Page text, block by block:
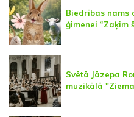
Biedrības nams
ģimenei “Zaķim
Svētā Jāzepa
muzikālā